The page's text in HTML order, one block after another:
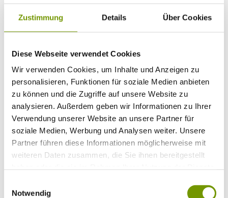
Zustimmung Details Über Cookies
Diese Webseite verwendet Cookies
Wir verwenden Cookies, um Inhalte und Anzeigen zu
personalisieren, Funktionen für soziale Medien anbieten
zu können und die Zugriffe auf unsere Website zu
analysieren. Außerdem geben wir Informationen zu Ihrer
Verwendung unserer Website an unsere Partner für
soziale Medien, Werbung und Analysen weiter. Unsere
Partner führen diese Informationen möglicherweise mit
weiteren Daten zusammen, die Sie ihnen bereitgestellt
Notwendig
Bitte wählen Sie einen Ort
Nächte
Erwachsene
Alter Kind 1
Alter Kind 3
Alter Kind 4
suchen
* Plichtfeld
Info
Ihr Urlaub bei uns
Anreise
ÖPNV